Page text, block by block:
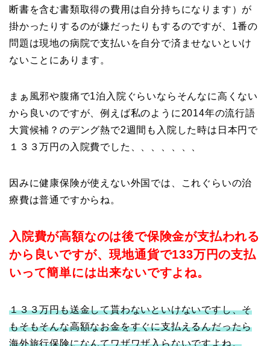
断書を含む書類取得の費用は自分持ちになります）が
掛かったりするのが嫌だったりもするのですが、1番の
問題は現地の病院で支払いを自分で済ませないといけ
ないことにあります。
まぁ風邪や腹痛で1泊入院ぐらいならそんなに高くない
から良いのですが、例えば私のように2014年の流行語
大賞候補？のデング熱で2週間も入院した時は日本円で
１３３万円の入院費でした、、、、、、、
因みに健康保険が使えない外国では、これぐらいの治
療費は普通ですからね。
入院費が高額なのは後で保険金が支払われる
から良いですが、現地通貨で133万円の支払
いって簡単には出来ないですよね。
１３３万円も送金して貰わないといけないですし、そ
もそもそんな高額なお金をすぐに支払えるんだったら
海外旅行保険になんてワザワザ入らないですよね。